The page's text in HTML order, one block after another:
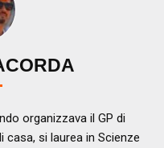
organizzava il GP di
casa, si laurea in Scienze